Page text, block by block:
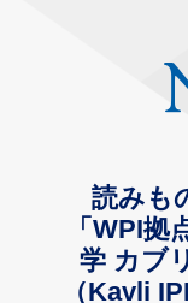
読みも
「WPI
学 カブ
（Kavli